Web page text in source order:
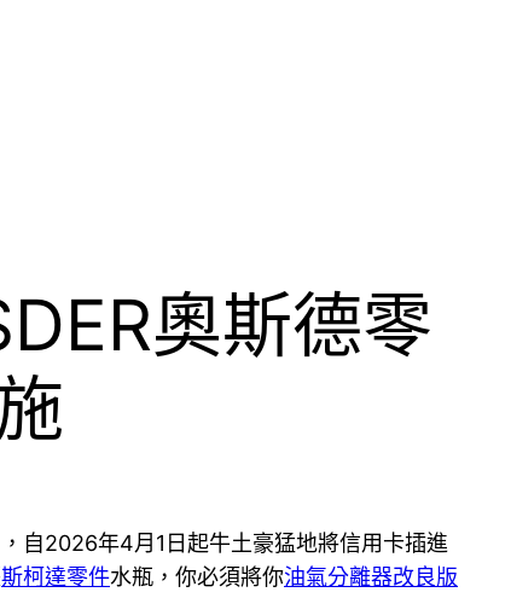
奧斯德零
自2026年4月1日起牛土豪猛地將信用卡插進
斯柯達零件水瓶，你必須將你油氣分離器改良版